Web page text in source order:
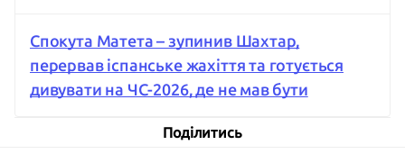
Спокута Матета – зупинив Шахтар,
перервав іспанське жахіття та готується
дивувати на ЧС-2026, де не мав бути
Поділитись